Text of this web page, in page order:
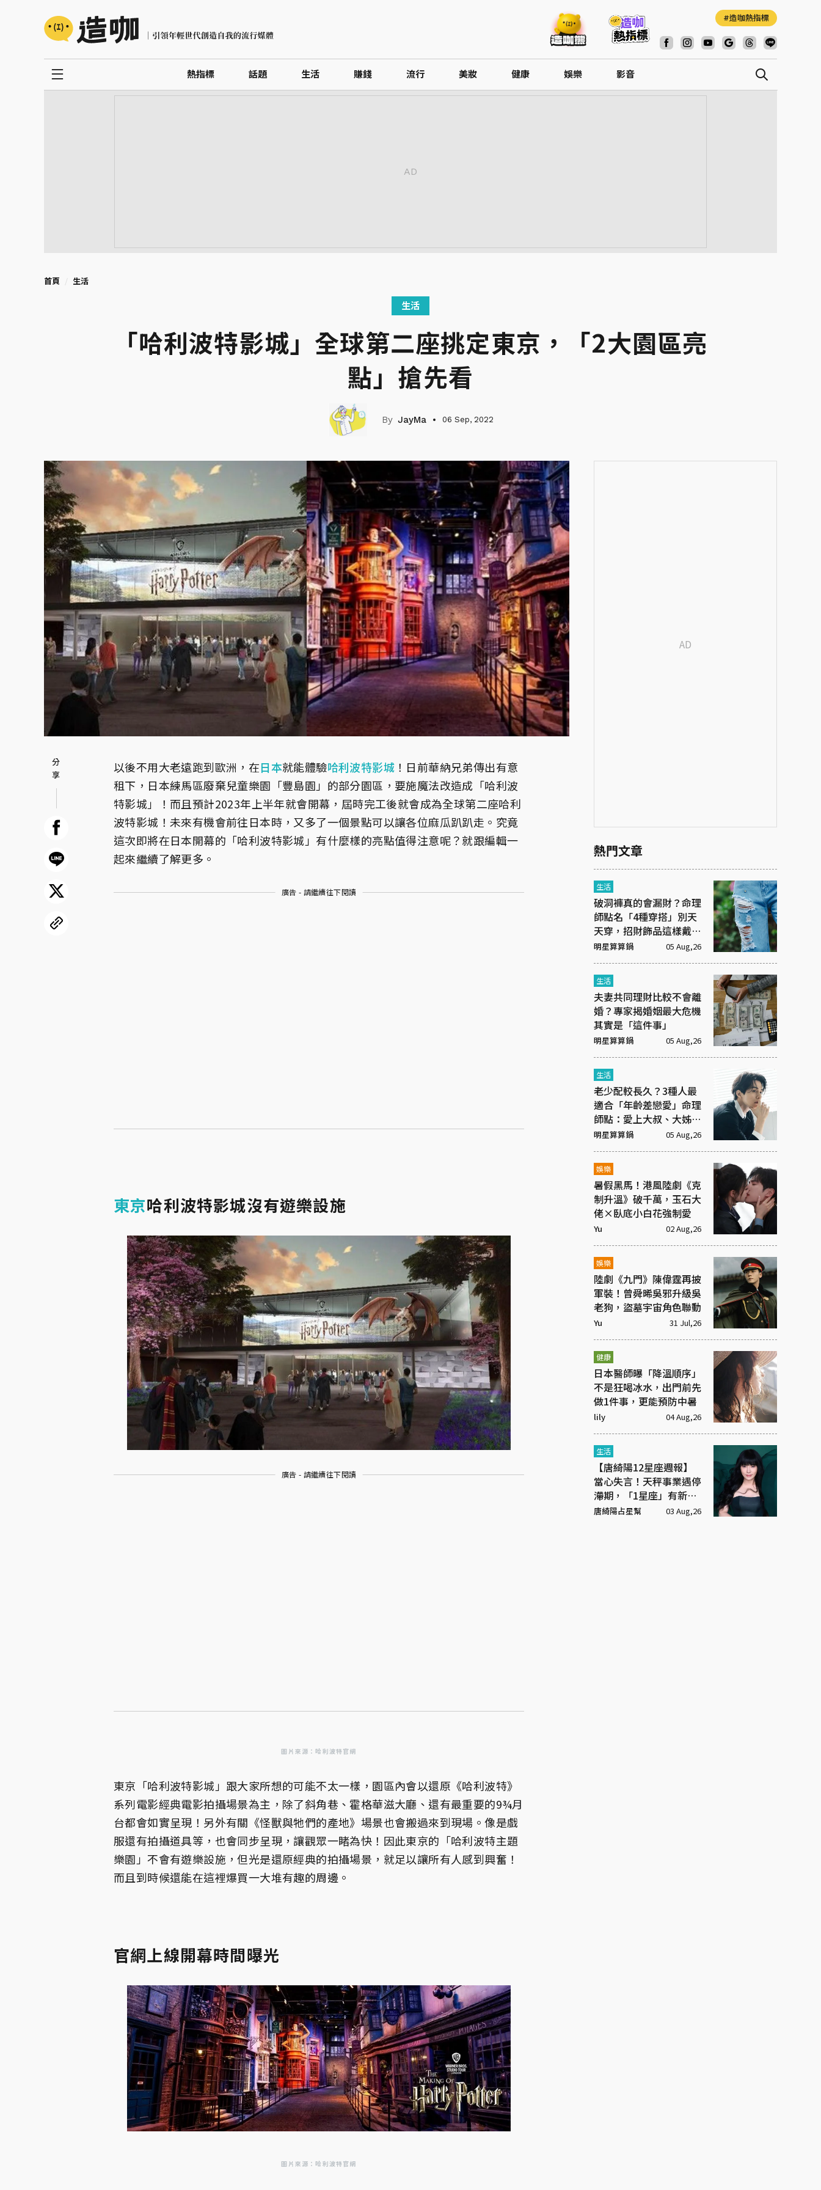
造咖熱指標
熱指標 話題 生活 賺錢 流行 美妝 健康 娛樂 影音
首頁 生活
生活
「哈利波特影城」全球第二座挑定東京，「2大園區亮
點」搶先看
JayMa 06 Sep, 2022
以後不用大老遠跑到歐洲，在日本就能體驗哈利波特影城 ！日前華納兄弟傳出有意
租下，日本練馬區廢棄兒童樂園「豐島園」的部分園區，要施魔法改造成「哈利波
特影城」！而且預計2023年上半年就會開幕，屆時完工後就會成為全球第二座哈利
波特影城！未來有機會前往日本時，又多了一個景點可以讓各位麻瓜趴趴走。究竟
這次即將在日本開幕的「哈利波特影城」有什麼樣的亮點值得注意呢？就跟編輯一
起來繼續了解更多。
廣告 - 請繼續往下閱讀
東京哈利波特影城沒有遊樂設施
廣告 - 請繼續往下閱讀
圖片來源：哈利波特官網
東京「哈利波特影城」跟大家所想的可能不太一樣，園區內會以還原《哈利波特》
系列電影經典電影拍攝場景為主，除了斜角巷、霍格華滋大廳、還有最重要的9¾月
台都會如實呈現！另外有關《怪獸與牠們的產地》場景也會搬過來到現場。像是戲
服還有拍攝道具等，也會同步呈現，讓觀眾一睹為快！因此東京的「哈利波特主題
樂園」不會有遊樂設施，但光是還原經典的拍攝場景，就足以讓所有人感到興奮！
而且到時候還能在這裡爆買一大堆有趣的周邊。
官網上線開幕時間曝光
圖片來源：哈利波特官網
熱門文章
生活
破洞褲真的會漏財？命理
師點名「4種穿搭」別天
天穿，招財飾品這樣戴才
有效
明星算算鍋 05 Aug,26
生活
夫妻共同理財比較不會離
婚？專家揭婚姻最大危機
其實是「這件事」
明星算算鍋 05 Aug,26
生活
老少配較長久？3種人最
適合「年齡差戀愛」命理
師點：愛上大叔、大姊有
原因
明星算算鍋 05 Aug,26
娛樂
暑假黑馬！港風陸劇《克
制升溫》破千萬，玉石大
佬×臥底小白花強制愛
Yu 02 Aug,26
娛樂
陸劇《九門》陳偉霆再披
軍裝！曾舜晞吳邪升級吳
老狗，盜墓宇宙角色聯動
Yu 31 Jul,26
健康
日本醫師曝「降溫順序」
不是狂喝冰水，出門前先
做1件事，更能預防中暑
lily 04 Aug,26
生活
【唐綺陽12星座週報】
當心失言！天秤事業遇停
滯期，「1星座」有新戀
情
唐綺陽占星幫 03 Aug,26